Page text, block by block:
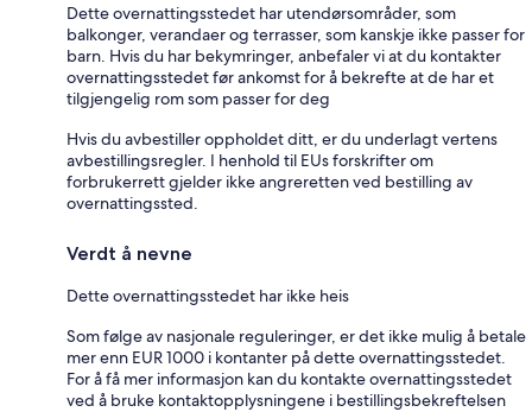
Dette overnattingsstedet har utendørsområder, som
balkonger, verandaer og terrasser, som kanskje ikke passer for
barn. Hvis du har bekymringer, anbefaler vi at du kontakter
overnattingsstedet før ankomst for å bekrefte at de har et
tilgjengelig rom som passer for deg
Hvis du avbestiller oppholdet ditt, er du underlagt vertens
avbestillingsregler. I henhold til EUs forskrifter om
forbrukerrett gjelder ikke angreretten ved bestilling av
overnattingssted.
Verdt å nevne
Dette overnattingsstedet har ikke heis
Som følge av nasjonale reguleringer, er det ikke mulig å betale
mer enn EUR 1000 i kontanter på dette overnattingsstedet.
For å få mer informasjon kan du kontakte overnattingsstedet
ved å bruke kontaktopplysningene i bestillingsbekreftelsen